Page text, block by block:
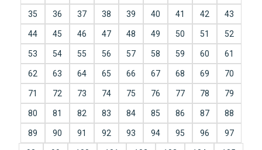
35 36 37 38 39 40 41 42 43
44 45 46 47 48 49 50 51 52
53 54 55 56 57 58 59 60 61
62 63 64 65 66 67 68 69 70
71 72 73 74 75 76 77 78 79
80 81 82 83 84 85 86 87 88
89 90 91 92 93 94 95 96 97